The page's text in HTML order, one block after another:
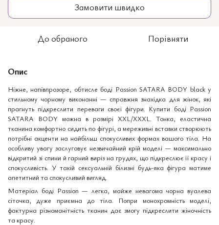
Замовити швидко
До обраного Порівняти
Опис
Ніжне, напівпрозоре, обтисле боді Passion SATARA BODY black у
стильному чорному виконанні — справжня знахідка для жінок, які
прагнуть підкреслити переваги своєї фігури. Купити боді Passion
SATARA BODY можна в розмірі XXL/XXXL. Тонка, еластична
тканина комфортно сидить по фігурі, а мереживні вставки створюють
потрібні акценти на найбільш спокусливих формах вашого тіла. На
особливу увагу заслуговує незвичайний крій моделі — максимально
відкритий зі спини й гарний виріз на грудях, що підкреслює її красу і
спокусливість. У такій сексуальній білизні будь-яка фігура матиме
апетитний та спокусливий вигляд.
Матеріал боді Passion — легка, майже невагома чорна вуалева
сіточка, дуже приємна до тіла. Попри монохромність моделі,
фактурна різноманітність тканин дає змогу підкреслити жіночність
та красу.